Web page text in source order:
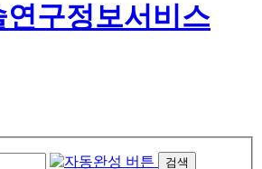
검색